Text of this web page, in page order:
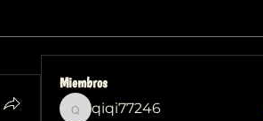
Miembros
qiqi77246
qiqi77246